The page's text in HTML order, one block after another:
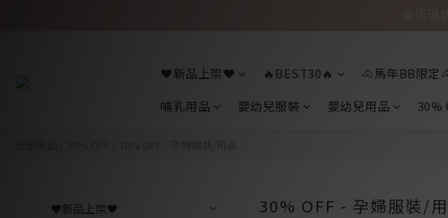
❤️新品上架❤️ 🔥BEST30🔥 🐴馬年BB限定
哺乳用品
嬰幼兒服裝 嬰幼兒用品 30%
❤️新品上架❤️
30% OFF - 孕婦服裝/